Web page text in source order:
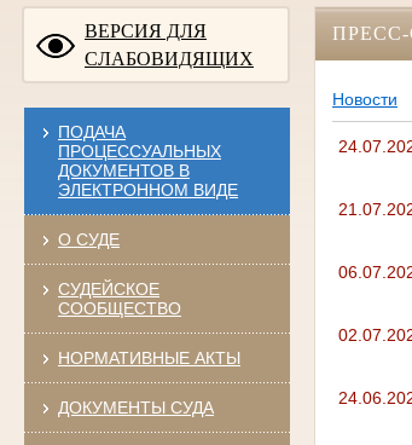
ВЕРСИЯ ДЛЯ
СЛАБОВИДЯЩИХ
ПОДАЧА
ПРОЦЕССУАЛЬНЫХ
ДОКУМЕНТОВ В
ЭЛЕКТРОННОМ ВИДЕ
О СУДЕ
СУДЕЙСКОЕ
СООБЩЕСТВО
НОРМАТИВНЫЕ АКТЫ
ДОКУМЕНТЫ СУДА
Новости